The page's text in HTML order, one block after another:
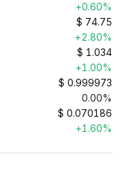
+0.60%
$ 74.75
+2.80%
$ 1.034
+1.00%
$ 0.999973
0.00%
$ 0.070186
+1.60%